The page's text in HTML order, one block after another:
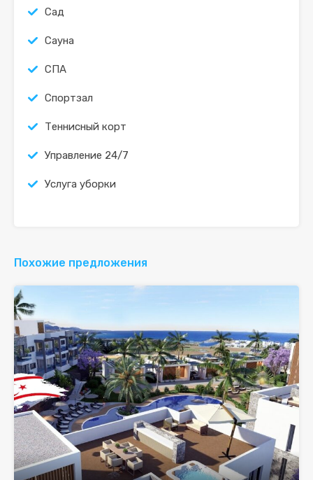
Сад
Сауна
СПА
Спортзал
Теннисный корт
Управление 24/7
Услуга уборки
Похожие предложения